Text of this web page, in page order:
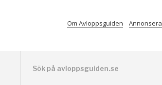
Om Avloppsguiden Annonsera